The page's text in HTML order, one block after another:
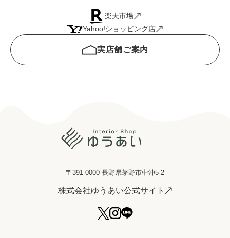
楽天市場
Yahoo!ショッピング店
実店舗ご案内
〒391-0000 長野県茅野市中沖5-2
株式会社ゆうあい公式サイト